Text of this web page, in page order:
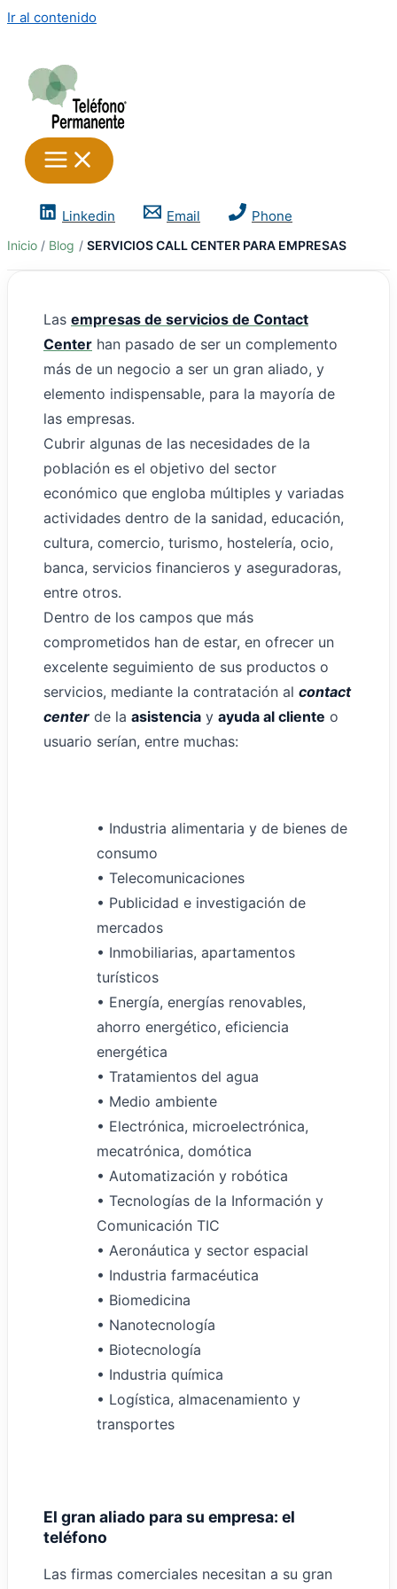
Ir al contenido
Linkedin Email Phone
Inicio Blog SERVICIOS CALL CENTER PARA EMPRESAS
Las empresas de servicios de Contact
Center han pasado de ser un complemento
más de un negocio a ser un gran aliado, y
elemento indispensable, para la mayoría de
las empresas.
Cubrir algunas de las necesidades de la
población es el objetivo del sector
económico que engloba múltiples y variadas
actividades dentro de la sanidad, educación,
cultura, comercio, turismo, hostelería, ocio,
banca, servicios financieros y aseguradoras,
entre otros.
Dentro de los campos que más
comprometidos han de estar, en ofrecer un
excelente seguimiento de sus productos o
servicios, mediante la contratación al contact
center de la asistencia y ayuda al cliente o
usuario serían, entre muchas:
• Industria alimentaria y de bienes de
consumo
• Telecomunicaciones
• Publicidad e investigación de
mercados
• Inmobiliarias, apartamentos
turísticos
• Energía, energías renovables,
ahorro energético, eficiencia
energética
• Tratamientos del agua
• Medio ambiente
• Electrónica, microelectrónica,
mecatrónica, domótica
• Automatización y robótica
• Tecnologías de la Información y
Comunicación TIC
• Aeronáutica y sector espacial
• Industria farmacéutica
• Biomedicina
• Nanotecnología
• Biotecnología
• Industria química
• Logística, almacenamiento y
transportes
El gran aliado para su empresa: el
teléfono
Las firmas comerciales necesitan a su gran